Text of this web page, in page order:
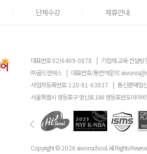
단체수강 제휴안내
대표번호02)6409-0878 | 기업체 교육 컨설팅
㈜골드앤에스 | 대표번호/통번역문의:
사업자등록번호:120-81-63837 | 통신판매업
서울특별시 영등포구 영신로 166 영등포반도아이
Copyright ©2026 siwonschool. All Rights